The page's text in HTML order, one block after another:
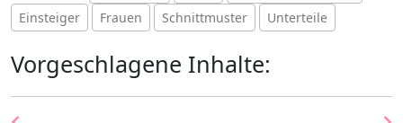
Einsteiger
Frauen Schnittmuster Unterteile
Vorgeschlagene Inhalte: